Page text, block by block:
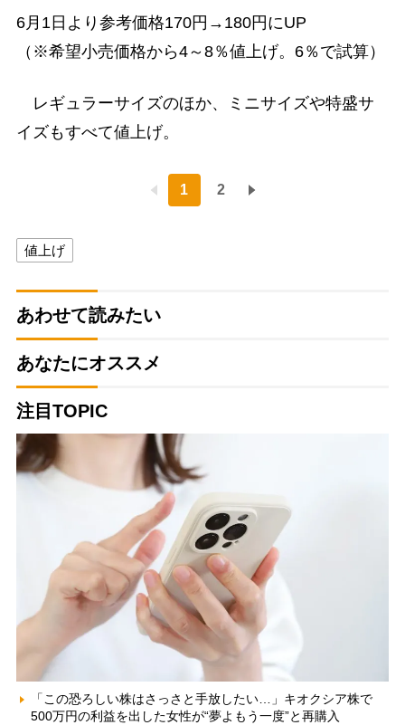
6月1日より参考価格170円→180円にUP
（※希望小売価格から4～8％値上げ。6％で試算）
レギュラーサイズのほか、ミニサイズや特盛サ
イズもすべて値上げ。
1 2
値上げ
あわせて読みたい
あなたにオススメ
注目TOPIC
「この恐ろしい株はさっさと手放したい…」キオクシア株で
500万円の利益を出した女性が“夢よもう一度”と再購入